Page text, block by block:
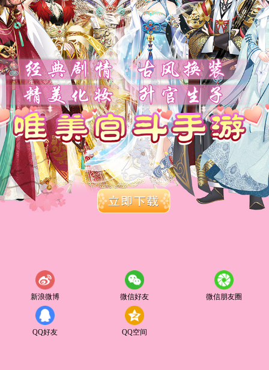
新浪微博 微信好友 微信朋友圈
QQ好友 QQ空间